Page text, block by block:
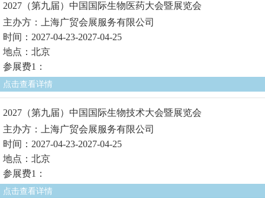
2027（第九届）中国国际生物医药大会暨展览会
主办方：上海广贸会展服务有限公司
时间：2027-04-23-2027-04-25
地点：北京
参展费1：
点击查看详情
2027（第九届）中国国际生物技术大会暨展览会
主办方：上海广贸会展服务有限公司
时间：2027-04-23-2027-04-25
地点：北京
参展费1：
点击查看详情